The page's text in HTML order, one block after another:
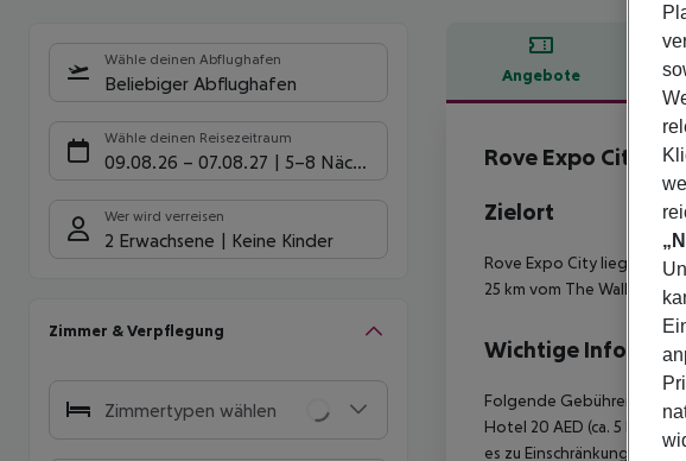
Wähle deinen Abflughafen
Beliebiger Abflughafen
Wähle deinen Reisezeitraum
09.08.26 – 07.08.27 5-8 Nächte
Wer wird verreisen
2 Erwachsene Keine Kinder
Zimmer & Verpflegung
Zimmertypen wählen
Angebote
Rove Expo City
Zielort
Rove Expo City liegt
25 km vom The Walk at
Wichtige
Folgende Gebühren fallen
Hotel 20 AED (ca. 5 Euro);
es zu Einschränkungen im